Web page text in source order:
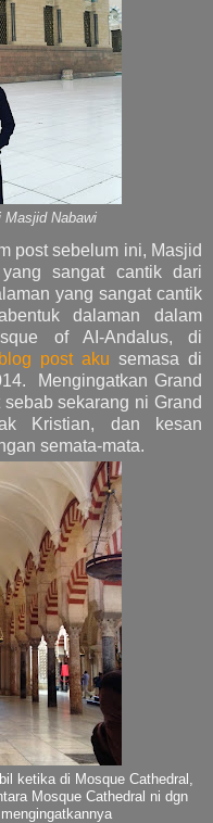
Nabawi
post sebelum ini, Masjid
sangat cantik dari
yang sangat cantik
dalaman dalam
of AI-Andalus, di
post aku semasa di
Mengingatkan Grand
sekarang ni Grand
Kristian, dan kesan
semata-mata.
ketika di Mosque Cathedral,
Mosque Cathedral ni dgn